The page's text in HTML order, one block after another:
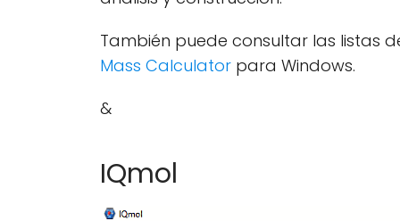
También puede consultar las listas
Mass Calculator para Windows.
&
IQmol